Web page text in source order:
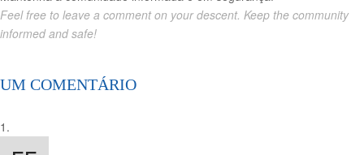
Feel free to leave a comment on your descent. Keep the community
informed and safe!
UM COMENTÁRIO